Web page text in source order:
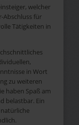
welcher
Abschluss für
Tätigkeiten in
in Wort
zu weiteren
haben Spaß am
belastbar. Ein